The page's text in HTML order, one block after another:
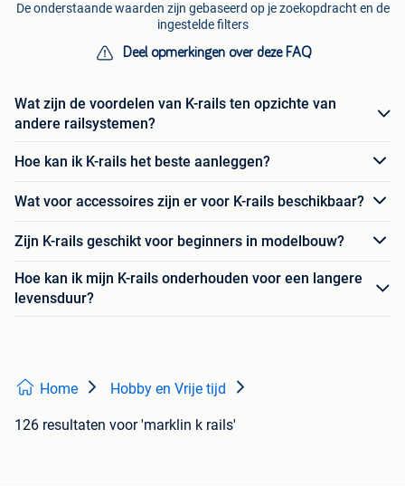
De onderstaande waarden zijn gebaseerd op je zoekopdracht en de
ingestelde filters
Deel opmerkingen over deze FAQ
Wat zijn de voordelen van K-rails ten opzichte van
andere railsystemen?
Hoe kan ik K-rails het beste aanleggen?
Wat voor accessoires zijn er voor K-rails beschikbaar?
Zijn K-rails geschikt voor beginners in modelbouw?
Hoe kan ik mijn K-rails onderhouden voor een langere
levensduur?
Home Hobby en Vrije tijd
126 resultaten voor 'marklin k rails'